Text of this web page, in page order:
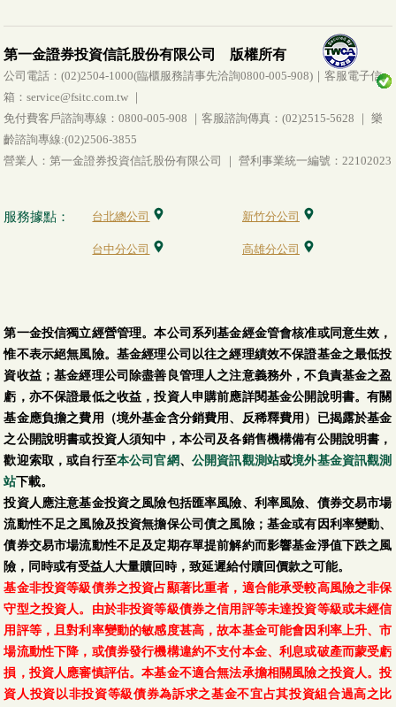
第一金證券投資信託股份有限公司 版權所有
公司電話：(02)2504-1000(臨櫃服務請事先洽詢0800-005-908)｜客服電子信
箱：service@fsitc.com.tw ｜
免付費客戶諮詢專線：0800-005-908 ｜客服諮詢傳真：(02)2515-5628 ｜ 樂
齡諮詢專線:(02)2506-3855
營業人：第一金證券投資信託股份有限公司 ｜ 營利事業統一編號：22102023
服務據點： 台北總公司 新竹分公司
台中分公司 高雄分公司
第一金投信獨立經營管理。本公司系列基金經金管會核准或同意生效，
惟不表示絕無風險。基金經理公司以往之經理績效不保證基金之最低投
資收益；基金經理公司除盡善良管理人之注意義務外，不負責基金之盈
虧，亦不保證最低之收益，投資人申購前應詳閱基金公開說明書。有關
基金應負擔之費用（境外基金含分銷費用、反稀釋費用）已揭露於基金
之公開說明書或投資人須知中，本公司及各銷售機構備有公開說明書，
歡迎索取，或自行至本公司官網、 公開資訊觀測站或境外基金資訊觀測
站下載。
投資人應注意基金投資之風險包括匯率風險、利率風險、債券交易市場
流動性不足之風險及投資無擔保公司債之風險；基金或有因利率變動、
債券交易市場流動性不足及定期存單提前解約而影響基金淨值下跌之風
險，同時或有受益人大量贖回時，致延遲給付贖回價款之可能。
基金非投資等級債券之投資占顯著比重者，適合能承受較高風險之非保
守型之投資人。由於非投資等級債券之信用評等未達投資等級或未經信
用評等，且對利率變動的敏感度甚高，故本基金可能會因利率上升、市
場流動性下降，或債券發行機構違約不支付本金、利息或破產而蒙受虧
損，投資人應審慎評估。本基金不適合無法承擔相關風險之投資人。投
資人投資以非投資等級債券為訴求之基金不宜占其投資組合過高之比